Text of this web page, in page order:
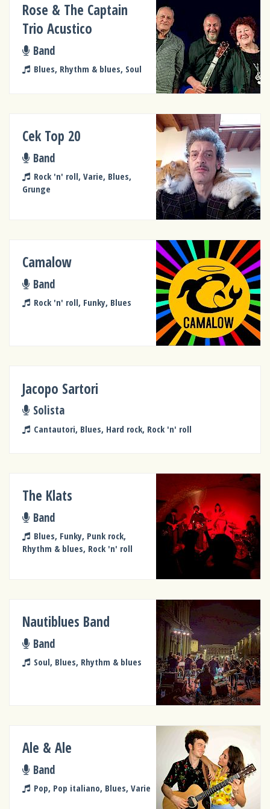
Rose & The Captain
Trio Acustico
Band
Blues, Rhythm & blues, Soul
Cek Top 20
Band
Rock 'n' roll, Varie, Blues,
Grunge
Camalow
Band
Rock 'n' roll, Funky, Blues
Jacopo Sartori
Solista
Cantautori, Blues, Hard rock, Rock 'n' roll
The Klats
Band
Blues, Funky, Punk rock,
Rhythm & blues, Rock 'n' roll
Nautiblues Band
Band
Soul, Blues, Rhythm & blues
Ale & Ale
Band
Pop, Pop italiano, Blues, Varie